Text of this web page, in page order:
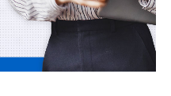
ради ще в
Закону України «Про
вони так і не зробили
й не внесли